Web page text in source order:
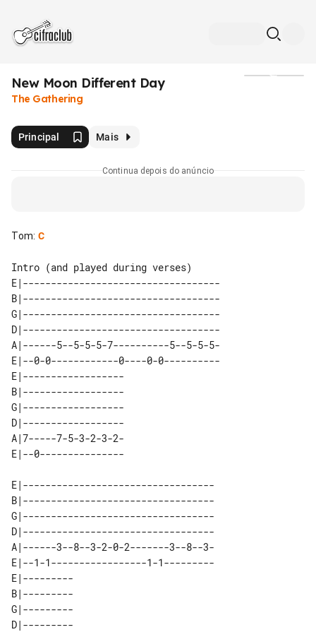
New Moon Different Day
The Gathering
Principal Mais
Continua depois do anúncio
Tom: C
Intro (and played during verses)
E|-----------------------------------
B|-----------------------------------
G|-----------------------------------
D|-----------------------------------
A|------5--5-5-5-7----------5--5-5-5-
E|--0-0------------0----0-0----------
E|------------------
B|------------------
G|------------------
D|------------------
A|7-----7-5-3-2-3-2-
E|----------------------------------
B|----------------------------------
G|----------------------------------
D|----------------------------------
A|------3--8--3-2-0-2-------3--8--3-
E|--1-1-----------------1-1---------
E|---------
B|---------
G|---------
D|---------